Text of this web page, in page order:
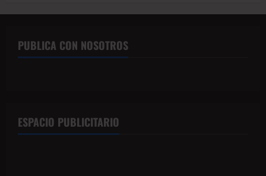
PUBLICA CON NOSOTROS
ESPACIO PUBLICITARIO